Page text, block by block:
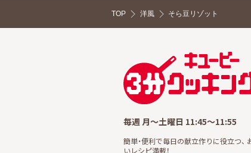
TOP 洋風 そら豆リゾット
毎週 月～土曜日 11:45～11:55
簡単・便利で毎日の献立作りに役立つ、
いレシピ満載！